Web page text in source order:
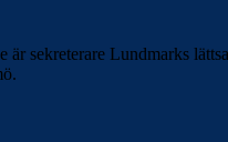
sekreterare Lundmarks